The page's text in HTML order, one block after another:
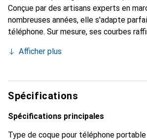
Conçue par des artisans experts en
nombreuses années, elle s'adapte
téléphone. Sur mesure, ses courbes
et indispensable pour votre
marque Noreve est un choix sûr pour
exigeante.
Afficher plus
Spécifications
Spécifications principales
Type de coque pour téléphone portable